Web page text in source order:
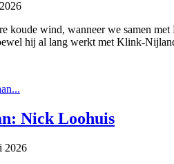
koude wind, wanneer we samen
hij al lang werkt met Klink-
Nick Loohuis
2026